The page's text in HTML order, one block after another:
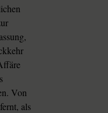
Von
als